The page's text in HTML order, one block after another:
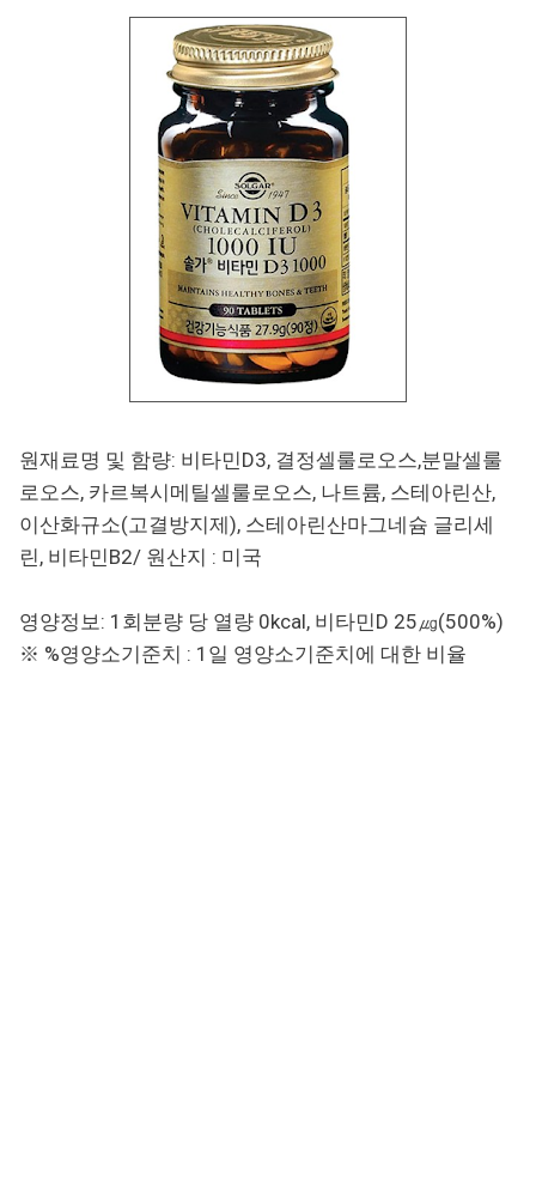
원재료명 및 함량: 비타민D3, 결정셀룰로오스,분말셀룰
로오스, 카르복시메틸셀룰로오스, 나트륨, 스테아린산,
이산화규소(고결방지제), 스테아린산마그네슘 글리세
린, 비타민B2/ 원산지 : 미국
영양정보: 1회분량 당 열량 0kcal, 비타민D 25㎍(500%)
※ %영양소기준치 : 1일 영양소기준치에 대한 비율